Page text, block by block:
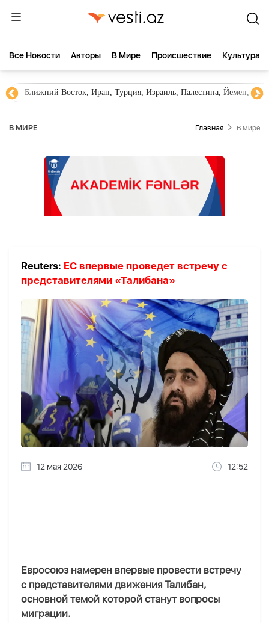
Все Новости Aвторы В Мире Происшествие Культура
Ближний Восток, Иран, Турция, Израиль, Палестина, Йемен,
В МИРЕ Главная В мире
Reuters: ЕС впервые проведет встречу с
представителями «Талибана»
12 мая 2026 12:52
Евросоюз намерен впервые провести встречу
с представителями движения Талибан,
основной темой которой станут вопросы
миграции.